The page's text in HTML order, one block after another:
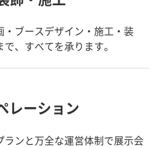
・ブースデザイン・施工・装
、すべてを承ります。
レーション
ランと万全な運営体制で展示会